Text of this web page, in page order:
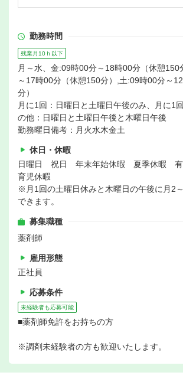
勤務時間
残業月10ｈ以下
月～水、金:09時00分～18時00分（休憩150
～17時00分（休憩150分）,土:09時00分～
分）
月に1回：日曜日と土曜日午後のみ、月に1
の他：日曜日と土曜日午後と木曜日午後
勤務曜日備考：月火水木金土
休日・休暇
日曜日 祝日 年末年始休暇 夏季休暇 有
育児休暇
※月1回の土曜日休みと木曜日の午後に月2
できます。
募集職種
薬剤師
雇用形態
正社員
応募条件
未経験者も応募可能
■薬剤師免許をお持ちの方
※調剤未経験者の方も歓迎いたします。